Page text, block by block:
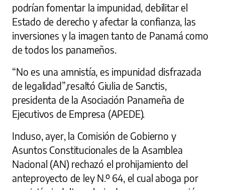
podrían fomentar la impunidad, debilitar el
Estado de derecho y afectar la confianza, las
inversiones y la imagen tanto de Panamá como
de todos los panameños.
“No es una amnistía, es impunidad disfrazada
de legalidad”,resaltó Giulia de Sanctis,
presidenta de la Asociación Panameña de
Ejecutivos de Empresa (APEDE).
Incluso, ayer, la Comisión de Gobierno y
Asuntos Constitucionales de la Asamblea
Nacional (AN) rechazó el prohijamiento del
anteproyecto de ley N.º 64, el cual aboga por